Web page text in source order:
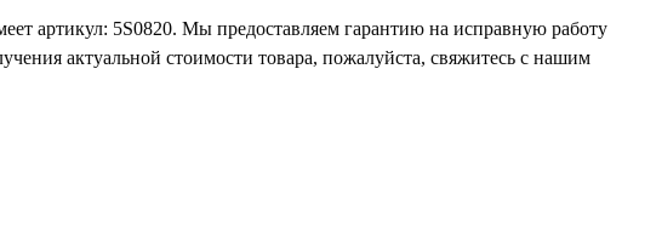
артикул: 5S0820. Мы предоставляем гарантию на исправную работу
актуальной стоимости товара, пожалуйста, свяжитесь с нашим